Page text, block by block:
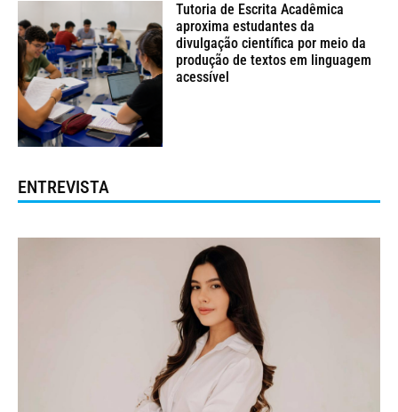
Tutoria de Escrita Acadêmica
aproxima estudantes da
divulgação científica por meio da
produção de textos em linguagem
acessível
ENTREVISTA